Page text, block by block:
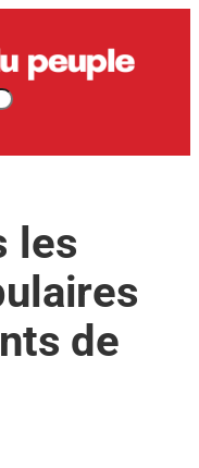
les
de